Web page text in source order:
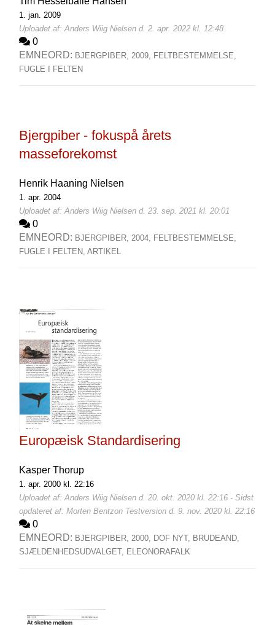
1. jan. 2009
Uploadet af: Anders Wiig Nielsen d. 2. apr. 2022 kl. 12:48
0
EMNEORD: BJERGPIBER, 2009, FELTBESTEMMELSE,
FUGLE I FELTEN
Bjergpiber - fokuspå årets
masseforekomst
Henrik Haaning Nielsen
1. apr. 2004
Uploadet af: Anders Wiig Nielsen d. 23. sep. 2021 kl. 20:01
0
EMNEORD: BJERGPIBER, 2004, FELTBESTEMMELSE,
FUGLE I FELTEN, ARTIKEL
Europæisk Standardisering
Kasper Thorup
1. apr. 2000 kl. 22:16
Uploadet af: Anders Wiig Nielsen d. 20. okt. 2020 kl. 22:16 - Sidst
opdateret af: Morten Bentzon Testversion d. 9. nov. 2020 kl. 22:16
0
EMNEORD: BJERGPIBER, 2000, DOF NYT, BRUDEAND,
SJÆLDENHEDSUDVALGET, ELEONORAFALK